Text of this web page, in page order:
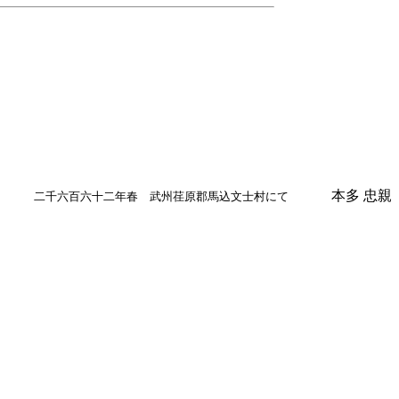
二千六百六十二年春 武州荏原郡馬込文士村にて 本多 忠親